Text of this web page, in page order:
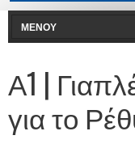
Α1 |
για το